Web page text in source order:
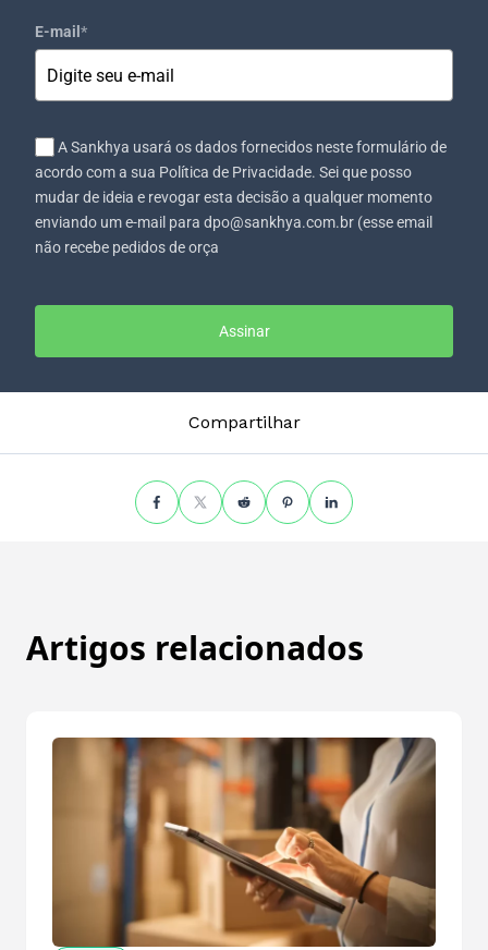
E-mail *
A Sankhya usará os dados fornecidos neste formulário de
acordo com a sua Política de Privacidade. Sei que posso
mudar de ideia e revogar esta decisão a qualquer momento
enviando um e-mail para dpo@sankhya.com.br (esse email
não recebe pedidos de orça
Assinar
Compartilhar
Artigos relacionados